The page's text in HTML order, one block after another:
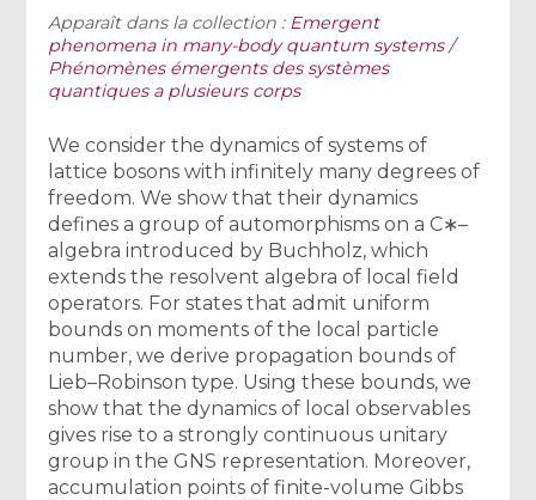
Apparaît dans la collection : Emergent
phenomena in many-body quantum systems /
Phénomènes émergents des systèmes
quantiques a plusieurs corps
We consider the dynamics of systems of
lattice bosons with infinitely many degrees of
freedom. We show that their dynamics
defines a group of automorphisms on a C∗–
algebra introduced by Buchholz, which
extends the resolvent algebra of local field
operators. For states that admit uniform
bounds on moments of the local particle
number, we derive propagation bounds of
Lieb–Robinson type. Using these bounds, we
show that the dynamics of local observables
gives rise to a strongly continuous unitary
group in the GNS representation. Moreover,
accumulation points of finite-volume Gibbs